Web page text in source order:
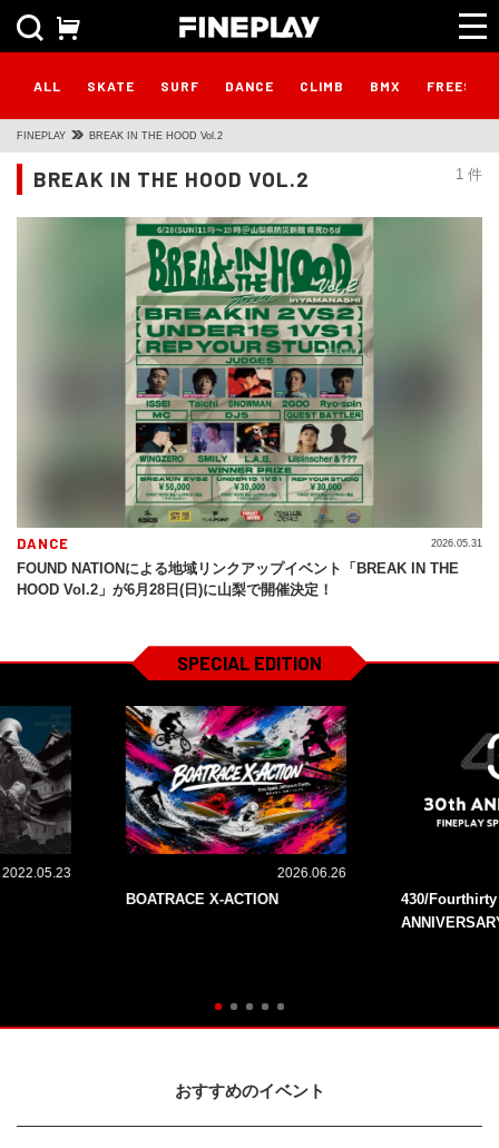
ALL SKATE SURF DANCE CLIMB BMX
FINEPLAY BREAK IN THE HOOD Vol.2
1 件
BREAK IN THE HOOD VOL.2
DANCE
FOUND NATIONによる地域リンクアップイベント「BREAK IN THE
HOOD Vol.2」が6月28日(日)に山梨で開催決定！
2026.05.31
SPECIAL EDITION
2022.05.23 2026.06.26
BOATRACE X-ACTION
430/
おすすめのイベント